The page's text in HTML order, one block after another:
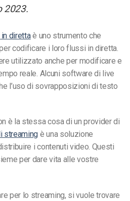
2023.
direttaè uno strumento che
codificare i loro flussi in diretta.
utilizzato anche per modificare e
reale. Alcuni software di live
l’uso di sovrapposizioni di testo
è la stessa cosa di un provider di
streaming è una soluzione
i contenuti video. Questi
per dare vita alle vostre
per lo streaming, si vuole trovare